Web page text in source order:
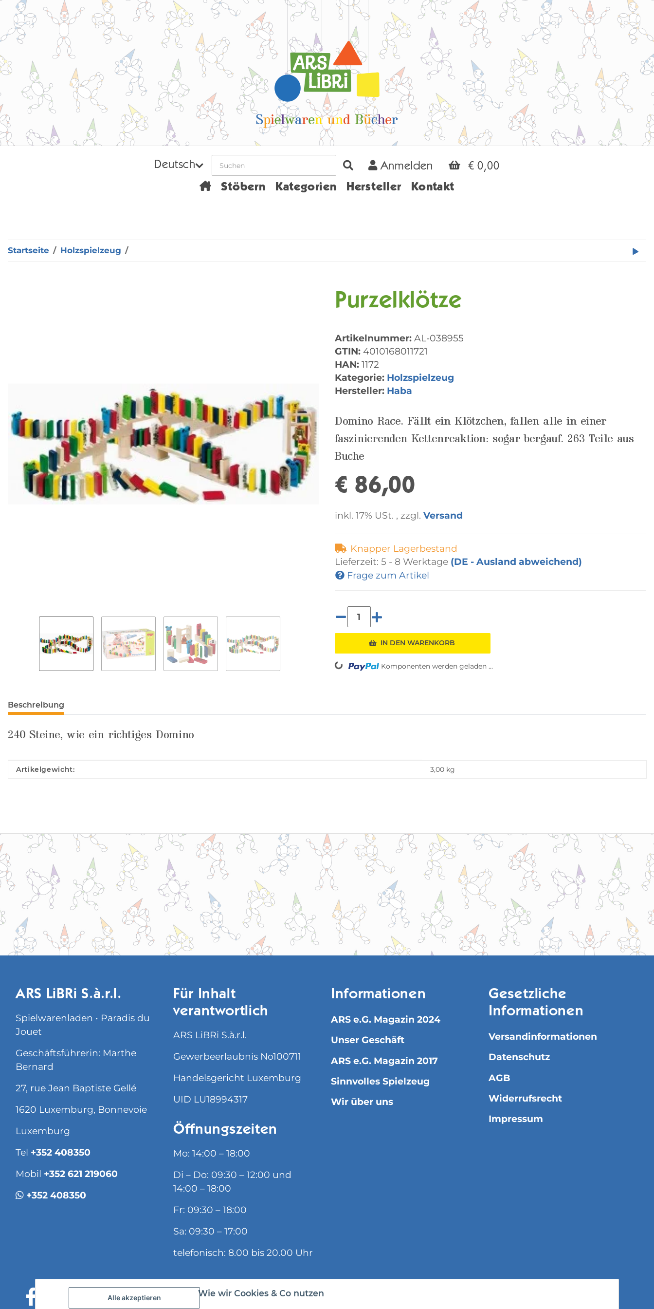
Deutsch
Home
Stöbern Kategorien Hersteller Kontakt
Anmelden € 0,00
Startseite Holzspielzeug
Purzelklötze
Artikelnummer: AL-038955
GTIN: 4010168011721
HAN: 1172
Kategorie: Holzspielzeug
Hersteller: Haba
Domino Race. Fällt ein Klötzchen, fallen alle in einer
faszinierenden Kettenreaktion: sogar bergauf. 263 Teile aus
Buche
€ 86,00
inkl. 17% USt. , zzgl. Versand
Knapper Lagerbestand
Lieferzeit: 5 - 8 Werktage (DE - Ausland abweichend)
Frage zum Artikel
IN DEN WARENKORB
Loading... Komponenten werden geladen ...
Beschreibung
240 Steine, wie ein richtiges Domino
Produkteigenschaft
Wert
Artikelgewicht: 3,00 kg
ARS LiBRi S.à.r.l.
Spielwarenladen • Paradis du
Jouet
Geschäftsführerin: Marthe
Bernard
27, rue Jean Baptiste Gellé
1620 Luxemburg, Bonnevoie
Luxemburg
Tel +352 408350
Mobil +352 621 219060
+352 408350
Für Inhalt
verantwortlich
ARS LiBRi S.à.r.l.
Gewerbeerlaubnis No100711
Handelsgericht Luxemburg
UID LU18994317
Öffnungszeiten
Mo: 14:00 – 18:00
Di – Do: 09:30 – 12:00 und
14:00 – 18:00
Fr: 09:30 – 18:00
Sa: 09:30 – 17:00
telefonisch: 8.00 bis 20.00 Uhr
Informationen
ARS e.G. Magazin 2024
Unser Geschäft
ARS e.G. Magazin 2017
Sinnvolles Spielzeug
Wir über uns
Gesetzliche
Informationen
Versandinformationen
Datenschutz
AGB
Widerrufsrecht
Impressum
Alle akzeptieren Wie wir Cookies & Co nutzen